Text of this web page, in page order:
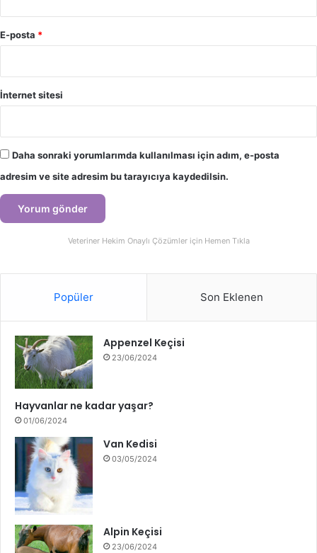
E-posta *
İnternet sitesi
Daha sonraki yorumlarımda kullanılması için adım, e-posta
adresim ve site adresim bu tarayıcıya kaydedilsin.
Veteriner Hekim Onaylı Çözümler için Hemen Tıkla
Popüler Son Eklenen
Appenzel Keçisi
23/06/2024
Hayvanlar ne kadar yaşar?
01/06/2024
Van Kedisi
03/05/2024
Alpin Keçisi
23/06/2024